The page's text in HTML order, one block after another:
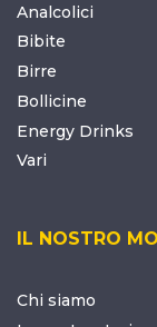
Analcolici
Bibite
Birre
Bollicine
Energy Drinks
Vari
IL NOSTRO
Chi siamo